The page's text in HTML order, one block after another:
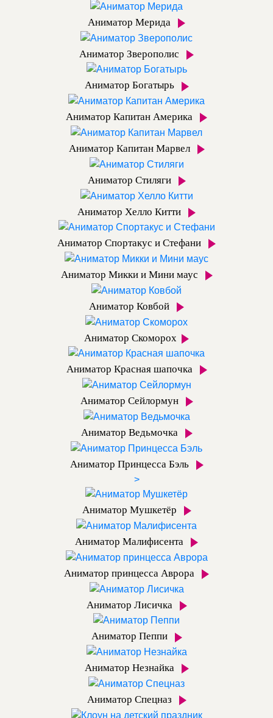
Аниматор Мерида
Аниматор Зверополис
Аниматор Богатырь
Аниматор Капитан Америка
Аниматор Капитан Марвел
Аниматор Стиляги
Аниматор Хелло Китти
Аниматор Спортакус и Стефани
Аниматор Микки и Мини маус
Аниматор Ковбой
Аниматор Скоморох
Аниматор Красная шапочка
Аниматор Сейлормун
Аниматор Ведьмочка
Аниматор Принцесса Бэль
>
Аниматор Мушкетёр
Аниматор Малифисента
Аниматор принцесса Аврора
Аниматор Лисичка
Аниматор Пеппи
Аниматор Незнайка
Аниматор Спецназ